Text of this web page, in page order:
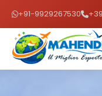
+91-9929267530